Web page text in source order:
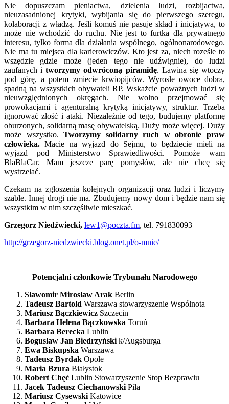
Nie dopuszczam pieniactwa, dzielenia ludzi, rozbijactwa,
nieuzasadnionej krytyki, wybijania się do pierwszego szeregu,
kolaboracji z władzą. Jeśli komuś nie pasuje skład i inicjatywa, to
może nie wchodzić do ruchu. Nie jest to furtka dla prywatnego
interesu, tylko forma dla działania wspólnego, ogólnonarodowego.
Nie ma tu miejsca dla karierowiczów. Kto jest za, niech roześle to
wszędzie gdzie może (jeden tego nie udźwignie), do ludzi
zaufanych itworzymy odwróconą piramidę. Lawina się wtoczy
pod górę, a potem zmiecie krwiopijców. Wyrosłe owoce dobra,
spadną na wszystkich obywateli RP. Wskażcie poważnych ludzi w
nieuwzględnionych okręgach. Nie wolno przejmować się
prowokacjami i agenturalną krytyką inicjatywy, struktur. Trzeba
ignorować złość i ataki. Niezależnie od tego, budujemy platformę
oburzonych, solidarną masę obywatelską. Duży może więcej. Duży
może wszystko.Tworzymy solidarny ruch w obronie praw
człowieka. Macie na wyjazd do Sejmu, to będziecie mieli na
wyjazd pod Ministerstwo Sprawiedliwości. Pomoże wam
BlaBlaCar. Mam jeszcze parę pomysłów, ale nie chcę się
wystrzelać.
Czekam na zgłoszenia kolejnych organizacji oraz ludzi i liczymy
szable. Innej drogi nie ma. Zbudujemy nowy dom i będzie nam się
wszystkim w nim szczęśliwie mieszkać.
Grzegorz Niedźwiecki, lew1@poczta.fm, tel. 791830093
http://grzegorz-niedzwiecki.blog.onet.pl/o-mnie/
Potencjalni członkowie Trybunału Narodowego
Sławomir Mirosław Arak Berlin
Tadeusz Bartold Warszawa stowarzyszenie Wspólnota
Mariusz Bączkiewicz Szczecin
Barbara Helena Bączkowska Toruń
Barbara Berecka Lublin
Bogusław Jan Biedrzyński k/Augsburga
Ewa Biskupska Warszawa
Tadeusz Byrdak Opole
Maria Bzura Białystok
Robert Chęć Lublin Stowarzyszenie Stop Bezprawiu
Jacek Tadeusz Ciechanowski Piła
Mariusz Cysewski Katowice